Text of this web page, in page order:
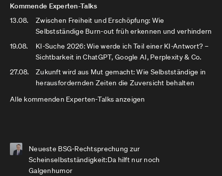
Kommende Experten-Talks
13.08.
Zwischen Freiheit und Erschöpfung: Wie
Selbstständige Burn-out früh erkennen und verhindern
19.08.
KI-Suche 2026: Wie werde ich Teil einer KI-Antwort? –
Sichtbarkeit in ChatGPT, Google AI, Perplexity & Co.
27.08.
Zukunft wird aus Mut gemacht: Wie Selbstständige in
herausfordernden Zeiten die Zuversicht behalten
Alle kommenden Experten-Talks anzeigen
Neueste BSG-Rechtsprechung zur
Scheinselbstständigkeit:Da hilft nur noch
Galgenhumor